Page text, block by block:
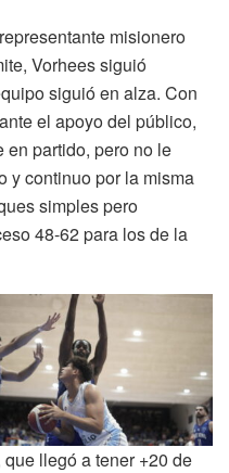
misionero
Vorhees siguió
siguió en alza. Con
el apoyo del público,
en partido, pero no le
y continuo por la misma
simples pero
48-62 para los de la
llegó a tener +20 de